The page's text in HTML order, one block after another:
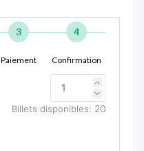
3
Paiement
4
Confirmation
Billets disponibles: 20